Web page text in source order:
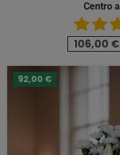
Centro
106,00 €
92,00 €